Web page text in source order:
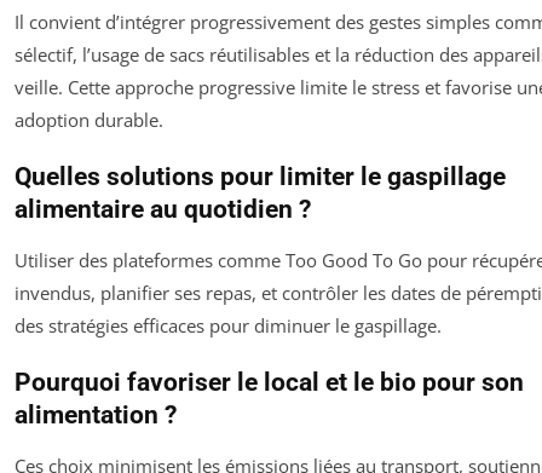
Il convient d’intégrer progressivement des gestes simples
sélectif, l’usage de sacs réutilisables et la réduction des
veille. Cette approche progressive limite le stress et favorise
adoption durable.
Quelles solutions pour limiter le gaspillage
alimentaire au quotidien ?
Utiliser des plateformes comme Too Good To Go pour
invendus, planifier ses repas, et contrôler les dates de
des stratégies efficaces pour diminuer le gaspillage.
Pourquoi favoriser le local et le bio pour son
alimentation ?
Ces choix minimisent les émissions liées au transport,